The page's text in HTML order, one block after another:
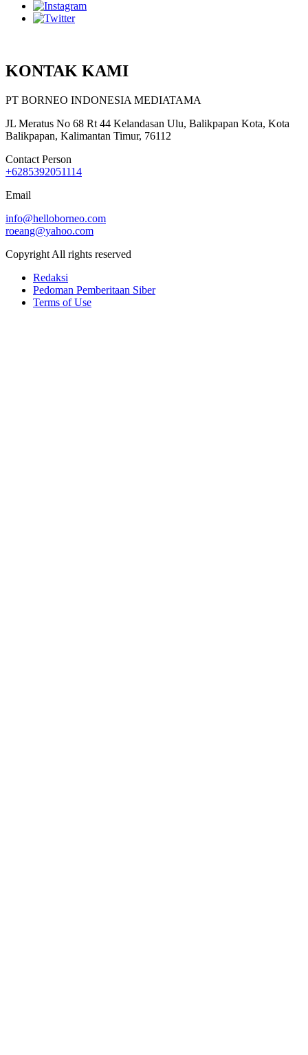
KONTAK KAMI
PT BORNEO INDONESIA MEDIATAMA
JL Meratus No 68 Rt 44 Kelandasan Ulu, Balikpapan Kota, Kota
Balikpapan, Kalimantan Timur, 76112
Contact Person
+6285392051114
Email
info@helloborneo.com
roeang@yahoo.com
Copyright All rights reserved
Redaksi
Pedoman Pemberitaan Siber
Terms of Use